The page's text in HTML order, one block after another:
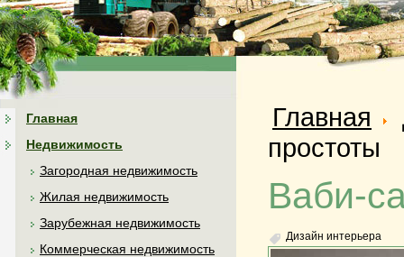
Главная
Недвижимость
Загородная недвижимость
Жилая недвижимость
Зарубежная недвижимость
Коммерческая недвижимость
Главная
простоты
Ваби-
Дизайн интерьера